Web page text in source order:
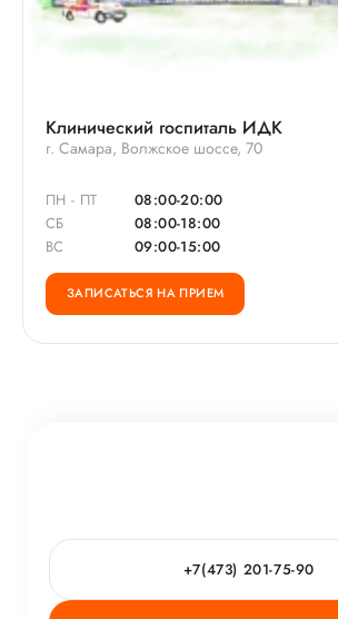
Клинический госпиталь ИДК
г. Самара, Волжское шоссе, 70
ПН - ПТ
08:00-20:00
СБ
08:00-18:00
ВС
09:00-15:00
ЗАПИСАТЬСЯ НА ПРИЕМ
+7(473) 201-75-90